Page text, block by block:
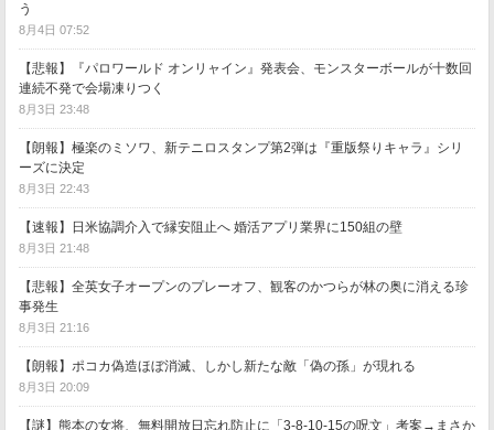
う
8月4日 07:52
【悲報】『パロワールド オンリャイン』発表会、モンスターボールが十数回
連続不発で会場凍りつく
8月3日 23:48
【朗報】極楽のミソワ、新テニロスタンプ第2弾は『重版祭りキャラ』シリ
ーズに決定
8月3日 22:43
【速報】日米協調介入で縁安阻止へ 婚活アプリ業界に150組の壁
8月3日 21:48
【悲報】全英女子オープンのプレーオフ、観客のかつらが林の奥に消える珍
事発生
8月3日 21:16
【朗報】ポコカ偽造ほぼ消滅、しかし新たな敵「偽の孫」が現れる
8月3日 20:09
【謎】熊本の女将、無料開放日忘れ防止に「3-8-10-15の呪文」考案→まさか